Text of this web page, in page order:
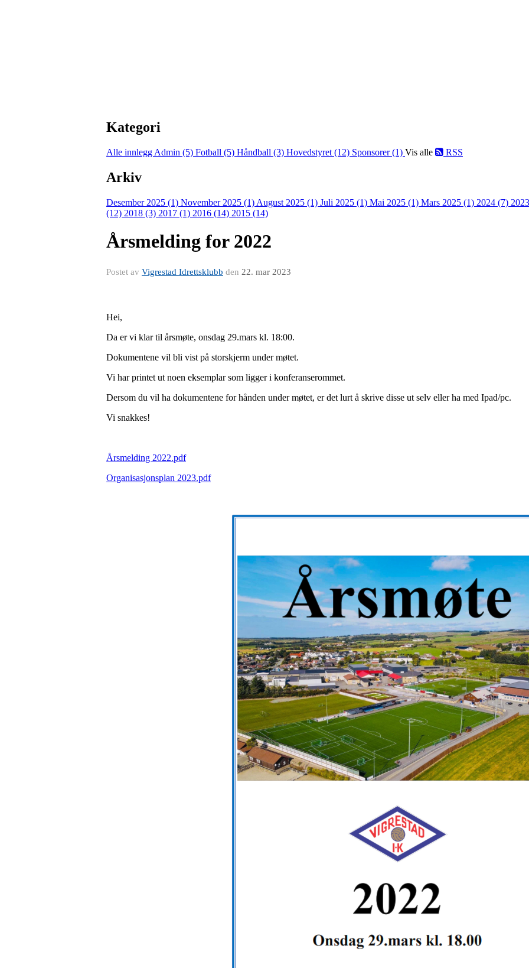
Kategori
Alle innlegg Admin (5) Fotball (5) Håndball (3) Hovedstyret (12) Sponsorer (1) Vis alle RSS
Arkiv
Desember 2025 (1) November 2025 (1) August 2025 (1) Juli 2025 (1) Mai 2025 (1) Mars 2025 (1) 2024 (7)
(12) 2018 (3) 2017 (1) 2016 (14) 2015 (14)
Årsmelding for 2022
Postet av Vigrestad Idrettsklubb den 22. mar 2023
Hei,
Da er vi klar til årsmøte, onsdag 29.mars kl. 18:00.
Dokumentene vil bli vist på storskjerm under møtet.
Vi har printet ut noen eksemplar som ligger i konferanserommet.
Dersom du vil ha dokumentene for hånden under møtet, er det lurt å skrive disse ut selv eller ha med Ipad/pc.
Vi snakkes!
Årsmelding 2022.pdf
Organisasjonsplan 2023.pdf